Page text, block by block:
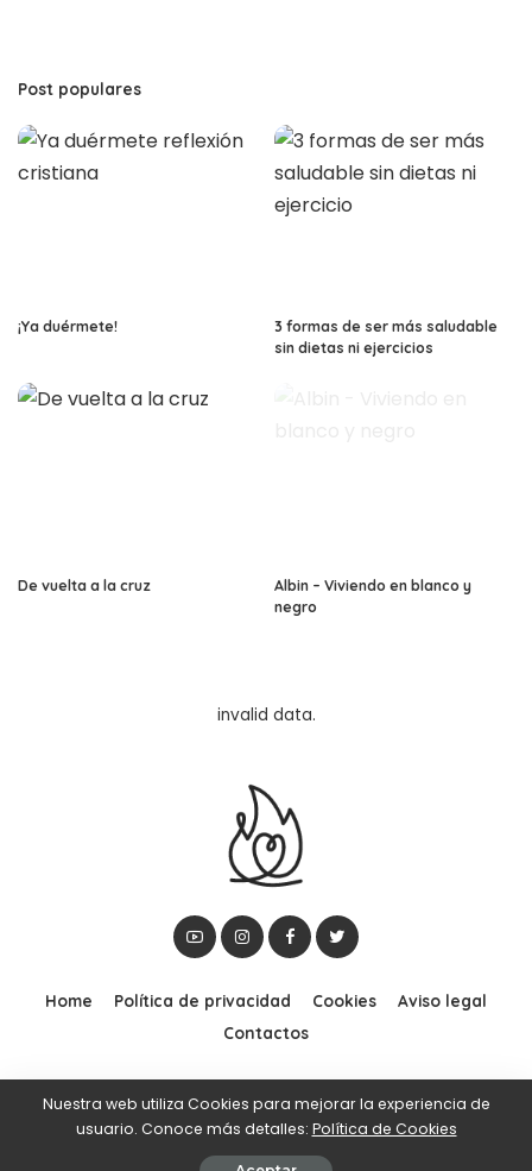
Post populares
¡Ya duérmete!
3 formas de ser más saludable
sin dietas ni ejercicios
De vuelta a la cruz
Albin – Viviendo en blanco y
negro
invalid data.
Home Política de privacidad Cookies
Aviso legal
Contactos
© 2012–2020 YoSoyDinámico | Sus palabras arden en mi corazón |
Nuestra web utiliza Cookies para mejorar la experiencia de
usuario. Conoce más detalles: Política de Cookies